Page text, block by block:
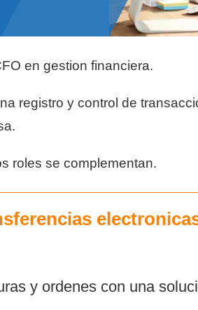
en gestion financiera.
registro y control de
roles se complementan.
y ordenes con una